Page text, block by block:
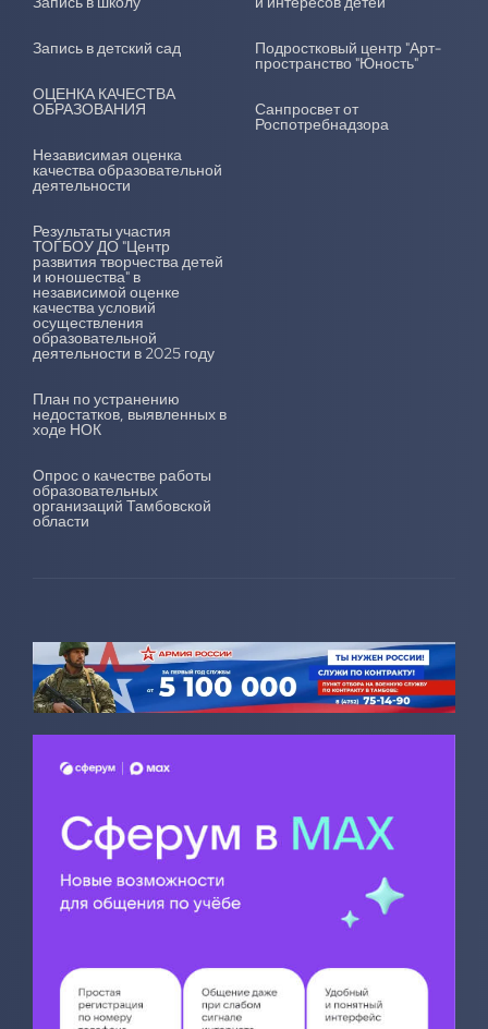
Запись в детский сад
ОЦЕНКА КАЧЕСТВА
ОБРАЗОВАНИЯ
Независимая оценка
качества образовательной
деятельности
Результаты участия
ТОГБОУ ДО "Центр
развития творчества детей
и юношества" в
независимой оценке
качества условий
осуществления
образовательной
деятельности в 2025 году
План по устранению
недостатков, выявленных в
ходе НОК
Опрос о качестве работы
образовательных
организаций Тамбовской
области
Подростковый центр "Арт-
пространство "Юность"
Санпросвет от
Роспотребнадзора